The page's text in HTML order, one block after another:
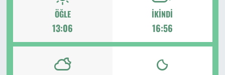
ÖĞLE
13:06
İKINDI
16:56